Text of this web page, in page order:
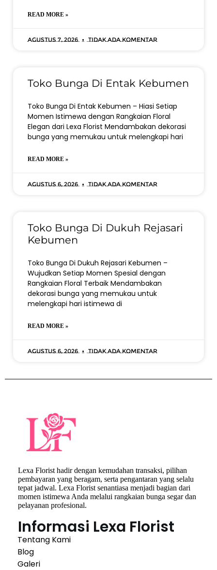
READ MORE »
Agustus 7, 2026 Tidak ada komentar
Toko Bunga Di Entak Kebumen
Toko Bunga Di Entak Kebumen – Hiasi Setiap
Momen Istimewa dengan Rangkaian Floral
Elegan dari Lexa Florist Mendambakan dekorasi
bunga yang memukau untuk melengkapi hari
READ MORE »
Agustus 6, 2026 Tidak ada komentar
Toko Bunga Di Dukuh Rejasari
Kebumen
Toko Bunga Di Dukuh Rejasari Kebumen –
Wujudkan Setiap Momen Spesial dengan
Rangkaian Floral Terbaik Mendambakan
dekorasi bunga yang memukau untuk
melengkapi hari istimewa di
READ MORE »
Agustus 6, 2026 Tidak ada komentar
Lexa Florist hadir dengan kemudahan transaksi, pilihan
pembayaran yang beragam, serta pengantaran yang selalu
tepat jadwal. Lexa Florist senantiasa menjadi bagian dari
momen istimewa Anda melalui rangkaian bunga segar dan
pelayanan profesional.
Informasi Lexa Florist
Tentang Kami
Blog
Galeri